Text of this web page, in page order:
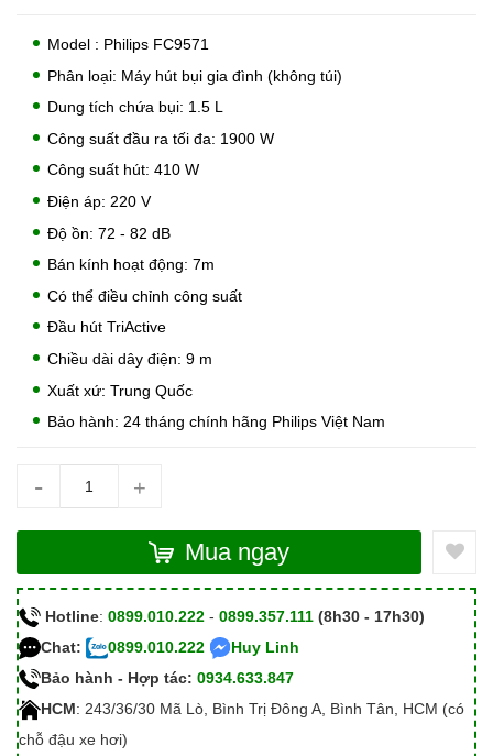
Model : Philips FC9571
Phân loại: Máy hút bụi gia đình (không túi)
Dung tích chứa bụi: 1.5 L
Công suất đầu ra tối đa: 1900 W
Công suất hút: 410 W
Điện áp: 220 V
Độ ồn: 72 - 82 dB
Bán kính hoạt động: 7m
Có thể điều chỉnh công suất
Đầu hút TriActive
Chiều dài dây điện: 9 m
Xuất xứ: Trung Quốc
Bảo hành: 24 tháng chính hãng Philips Việt Nam
- +
Mua ngay
Hotline: 0899.010.222 - 0899.357.111 (8h30 - 17h30)
Chat:
0899.010.222
Huy Linh
Bảo hành - Hợp tác: 0934.633.847
HCM: 243/36/30 Mã Lò, Bình Trị Đông A, Bình Tân, HCM (có
chỗ đậu xe hơi)